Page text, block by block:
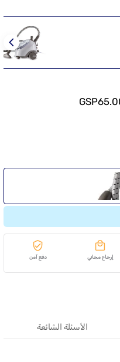
إرجاع مجاني دفع آمن
الأسئلة الشائعة